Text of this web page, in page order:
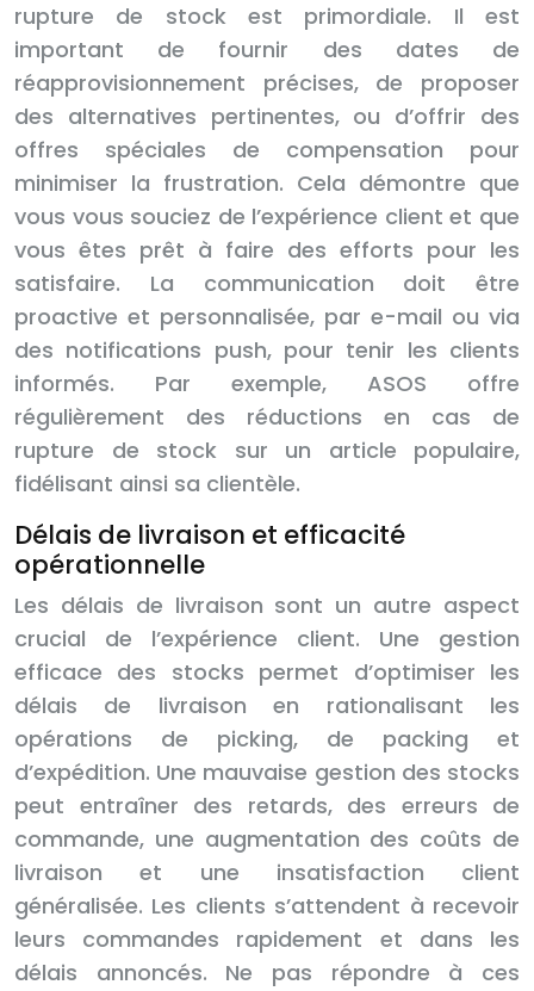
rupture de stock est primordiale. Il est
important de fournir des dates de
réapprovisionnement précises, de proposer
des alternatives pertinentes, ou d’offrir des
offres spéciales de compensation pour
minimiser la frustration. Cela démontre que
vous vous souciez de l’expérience client et que
vous êtes prêt à faire des efforts pour les
satisfaire. La communication doit être
proactive et personnalisée, par e-mail ou via
des notifications push, pour tenir les clients
informés. Par exemple, ASOS offre
régulièrement des réductions en cas de
rupture de stock sur un article populaire,
fidélisant ainsi sa clientèle.
Délais de livraison et efficacité
opérationnelle
Les délais de livraison sont un autre aspect
crucial de l’expérience client. Une gestion
efficace des stocks permet d’optimiser les
délais de livraison en rationalisant les
opérations de picking, de packing et
d’expédition. Une mauvaise gestion des stocks
peut entraîner des retards, des erreurs de
commande, une augmentation des coûts de
livraison et une insatisfaction client
généralisée. Les clients s’attendent à recevoir
leurs commandes rapidement et dans les
délais annoncés. Ne pas répondre à ces